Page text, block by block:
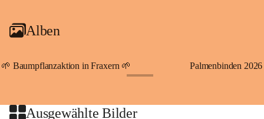
An Samstagen, Sonn- und Feiertagen können Sie bequem
persönlichen Linienbus zur gewünschten Zeit zu Ihrer
Haltestelle bestellen. Sowohl von Weiler kommend nach
beide Fahrten Weiler-Fraxern-Weiler.
Alben
🌱 Baumpflanzaktion in Fraxern 🌱 Palmenbinden 2026
Ausgewählte Bilder